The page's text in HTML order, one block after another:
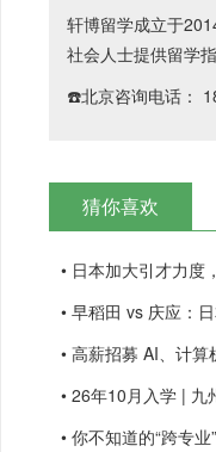
轩博留学成立于
社会人士提供留学
☎️北京咨询电话：
猜你喜欢
• 日本加大引才力度
• 早稻田 vs 庆应：
• 高薪招募 AI、计
• 26年10月入学 | 九
• 你不知道的“跨专